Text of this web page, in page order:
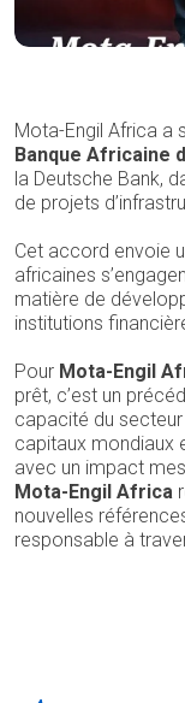
Mota-Engil Africa a
Banque Africaine
la Deutsche Bank,
de projets
Cet accord envoie
africaines
matière de
institutions
Pour Mota-Engil
prêt, c’est un
capacité du
capitaux mondiaux
avec un impact
Mota-Engil Africa
nouvelles
responsable à